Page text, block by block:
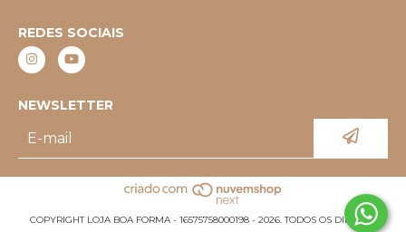
REDES SOCIAIS
NEWSLETTER
COPYRIGHT LOJA BOA FORMA - 16575758000198 - 2026. TODOS OS DIREITOS